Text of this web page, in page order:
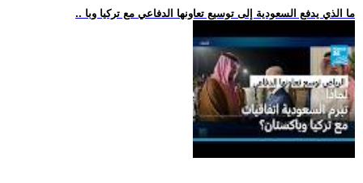
.. ما الذي يدفع السعودية إلى توسيع تعاونها الدفاعي مع تركيا وبا